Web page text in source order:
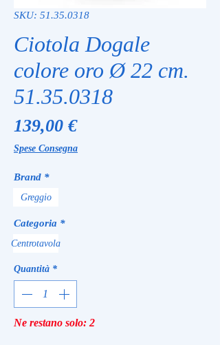
SKU: 51.35.0318
Ciotola Dogale
colore oro Ø 22 cm.
51.35.0318
139,00 €Prezzo
Spese Consegna
Brand *
Greggio
Categoria *
Centrotavola
Quantità *
Ne restano solo: 2